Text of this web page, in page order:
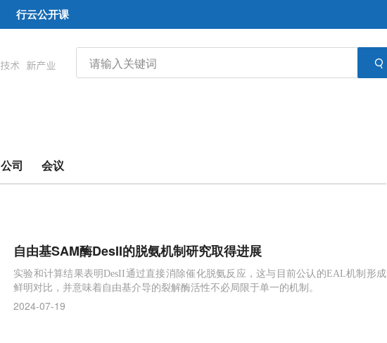
行云公开课
公司 会议
自由基SAM酶DesII的脱氨机制研究取得进展
实验和计算结果表明DesII通过直接消除催化脱氨反应，这与目前公认的EAL机制形成
鲜明对比，并意味着自由基介导的裂解酶活性不必局限于单一的机制。
2024-07-19